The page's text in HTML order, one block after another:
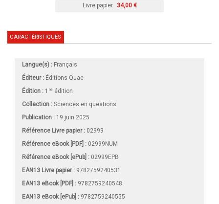
Livre papier 34,00 €
CARACTÉRISTIQUES
Langue(s) : Français
Éditeur : Éditions Quae
Édition : 1 re édition
Collection : Sciences en questions
Publication : 19 juin 2025
Référence Livre papier : 02999
Référence eBook [PDF] : 02999NUM
Référence eBook [ePub] : 02999EPB
EAN13 Livre papier : 9782759240531
EAN13 eBook [PDF] : 9782759240548
EAN13 eBook [ePub] : 9782759240555